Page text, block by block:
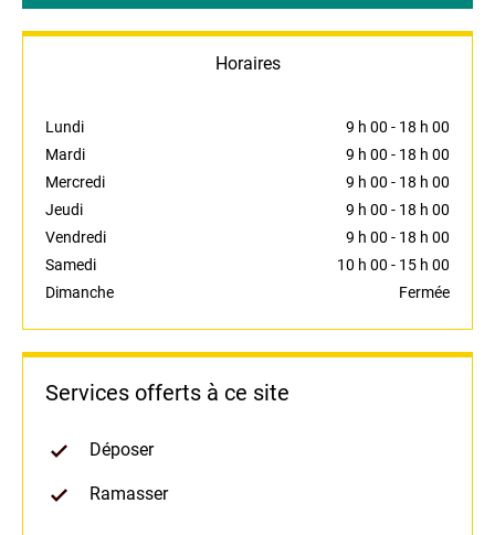
Horaires
Lundi 9 h 00 - 18 h 00
Mardi
9 h 00 - 18 h 00
Mercredi
9 h 00 - 18 h 00
Jeudi
9 h 00 - 18 h 00
Vendredi
9 h 00 - 18 h 00
Samedi
10 h 00 - 15 h 00
Dimanche
Fermée
Services offerts à ce site
Déposer
Ramasser